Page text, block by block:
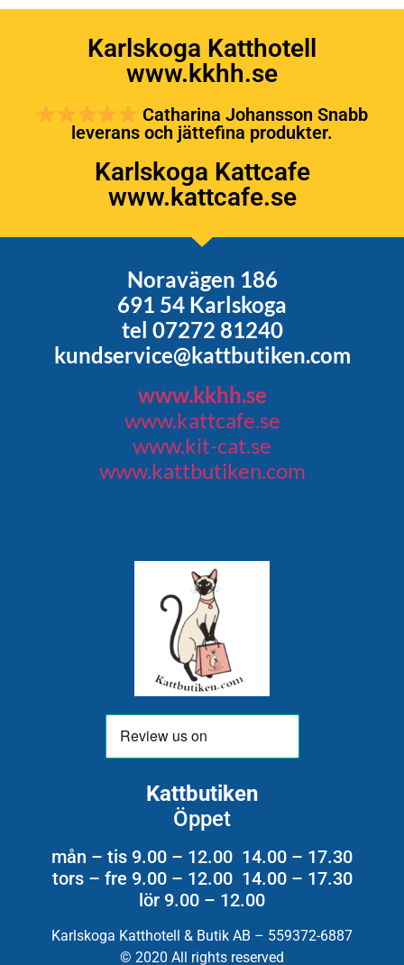
Karlskoga Katthotell
www.kkhh.se
Catharina Johansson Snabb
leverans och jättefina produkter.
Karlskoga Kattcafe
www.kattcafe.se
Noravägen 186
691 54 Karlskoga
tel 07272 81240
kundservice@kattbutiken.com
www.kkhh.se
www.kattcafe.se
www.kit-cat.se
www.kattbutiken.com
Kattbutiken
Öppet
mån – tis 9.00 – 12.00 14.00 – 17.30
tors – fre 9.00 – 12.00 14.00 – 17.30
lör 9.00 – 12.00
Karlskoga Katthotell & Butik AB – 559372-6887
© 2020 All rights reserved